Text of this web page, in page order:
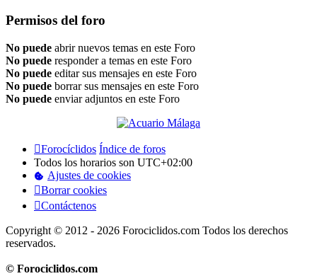
Permisos del foro
No puede abrir nuevos temas en este Foro
No puede responder a temas en este Foro
No puede editar sus mensajes en este Foro
No puede borrar sus mensajes en este Foro
No puede enviar adjuntos en este Foro
Forocíclidos Índice de foros
Todos los horarios son UTC+02:00
Ajustes de cookies
Borrar cookies
Contáctenos
Copyright © 2012 - 2026 Forociclidos.com Todos los derechos
reservados.
© Forociclidos.com